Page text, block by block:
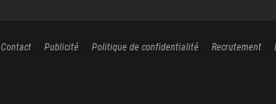
Contact Publicité Politique de confidentialité Recrutement